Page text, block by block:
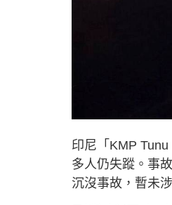
印尼「KMP
多人仍失蹤。事
沉沒事故，暫未